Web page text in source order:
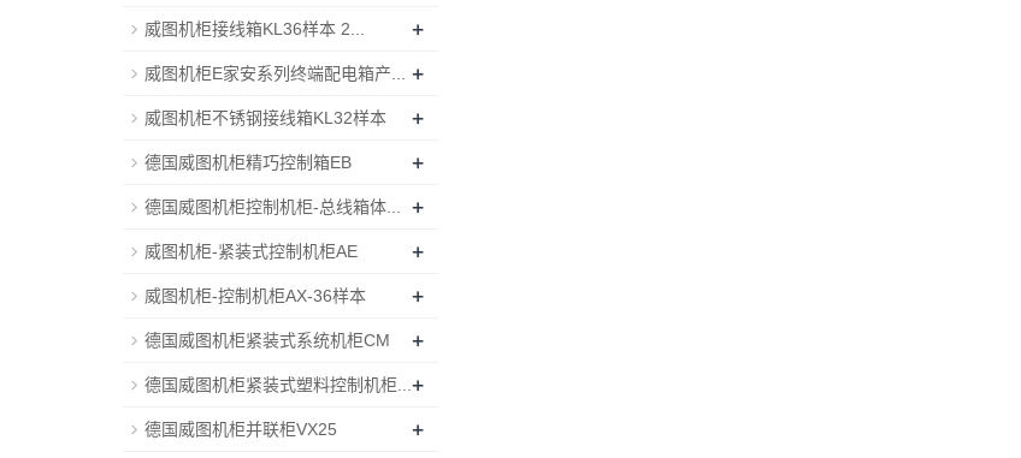
威图机柜接线箱KL36样本 2... +
威图机柜E家安系列终端配电箱产... +
威图机柜不锈钢接线箱KL32样本 +
德国威图机柜精巧控制箱EB +
德国威图机柜控制机柜-总线箱体... +
威图机柜-紧装式控制机柜AE +
威图机柜-控制机柜AX-36样本 +
德国威图机柜紧装式系统机柜CM +
德国威图机柜紧装式塑料控制机柜... +
德国威图机柜并联柜VX25 +